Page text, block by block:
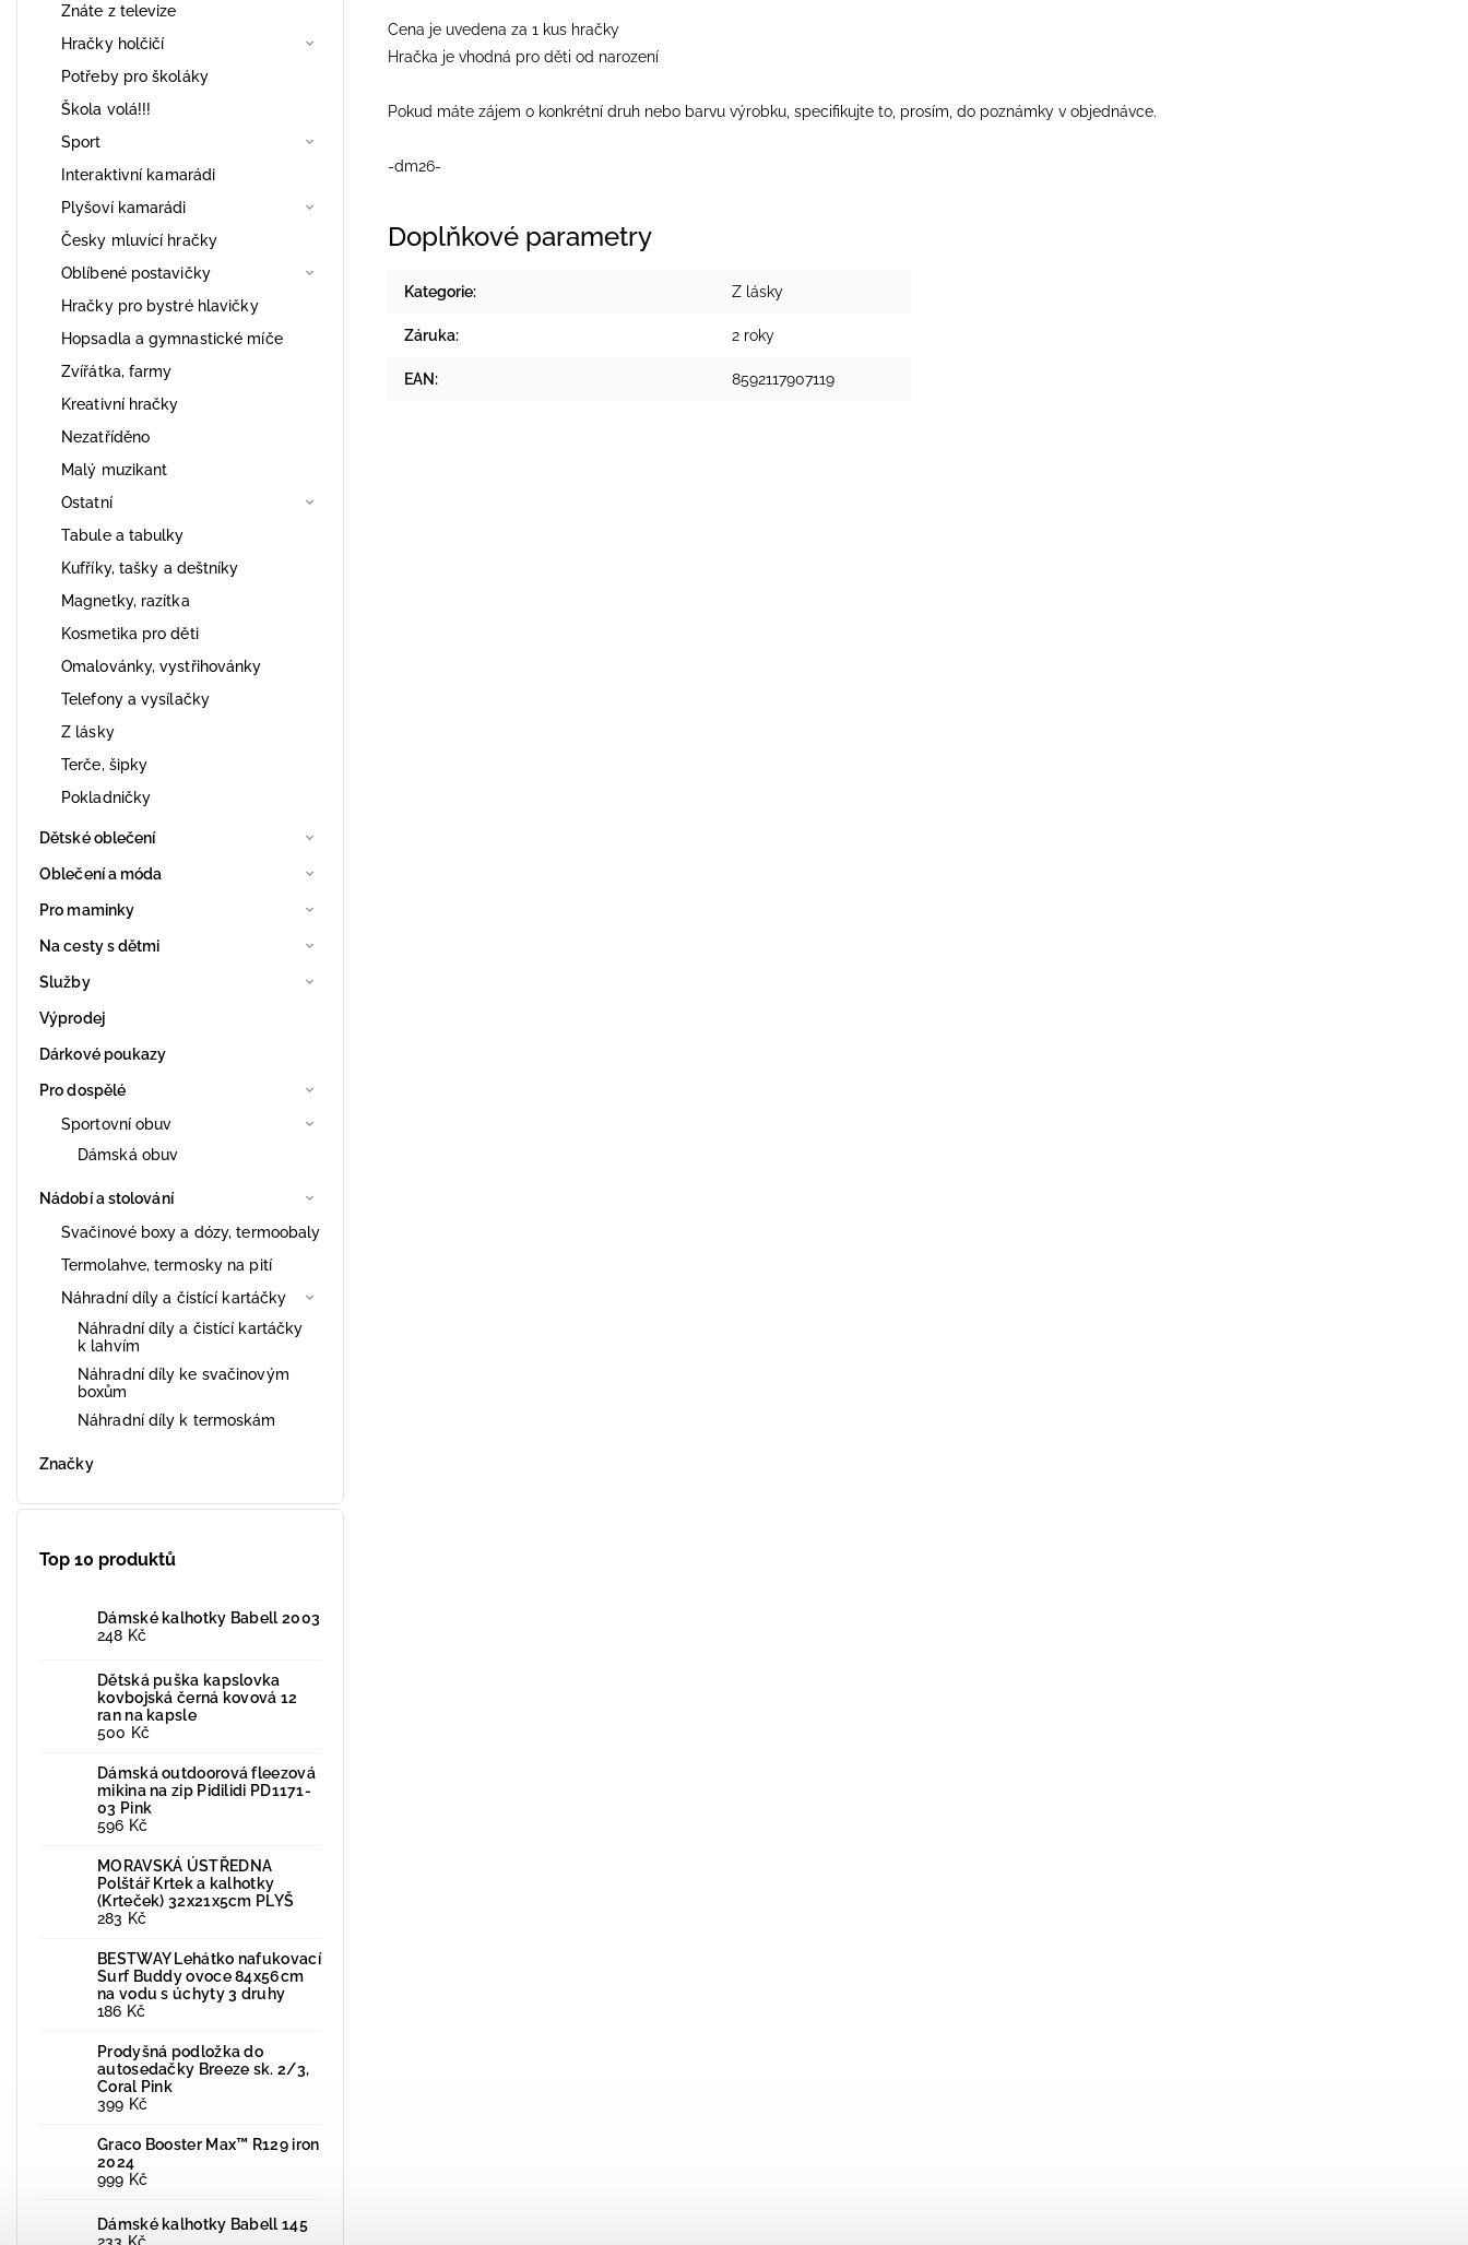
Znáte z televize
Hračky holčičí
Potřeby pro školáky
Škola volá!!!
Sport
Interaktivní kamarádi
Plyšoví kamarádi
Česky mluvící hračky
Oblíbené postavičky
Hračky pro bystré hlavičky
Hopsadla a gymnastické míče
Zvířátka, farmy
Kreativní hračky
Nezatříděno
Malý muzikant
Ostatní
Tabule a tabulky
Kufříky, tašky a deštníky
Magnetky, razítka
Kosmetika pro děti
Omalovánky, vystřihovánky
Telefony a vysílačky
Z lásky
Terče, šipky
Pokladničky
Dětské oblečení
Oblečení a móda
Pro maminky
Na cesty s dětmi
Služby
Výprodej
Dárkové poukazy
Pro dospělé
Sportovní obuv
Dámská obuv
Nádobí a stolování
Svačinové boxy a dózy, termoobaly
Termolahve, termosky na pití
Náhradní díly a čistící kartáčky
Náhradní díly a čistící kartáčky
k lahvím
Náhradní díly ke svačinovým
boxům
Náhradní díly k termoskám
Značky
Top 10 produktů
Dámské kalhotky Babell 2003
248 Kč
Dětská puška kapslovka
kovbojská černá kovová 12
ran na kapsle
500 Kč
Dámská outdoorová fleezová
mikina na zip Pidilidi PD1171-
03 Pink
596 Kč
MORAVSKÁ ÚSTŘEDNA
Polštář Krtek a kalhotky
(Krteček) 32x21x5cm PLYŠ
283 Kč
BESTWAY Lehátko nafukovací
Surf Buddy ovoce 84x56cm
na vodu s úchyty 3 druhy
186 Kč
Prodyšná podložka do
autosedačky Breeze sk. 2/3,
Coral Pink
399 Kč
Graco Booster Max™ R129 iron
2024
999 Kč
Dámské kalhotky Babell 145
233 Kč
Cena je uvedena za 1 kus hračky
Hračka je vhodná pro děti od narození
Pokud máte zájem o konkrétní druh nebo barvu výrobku, specifikujte to, prosím, do poznámky v objednávce.
-dm26-
Doplňkové parametry
Kategorie: Z lásky
Záruka: 2 roky
EAN : 8592117907119